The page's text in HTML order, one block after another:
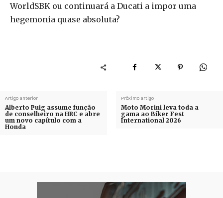
WorldSBK ou continuará a Ducati a impor uma
hegemonia quase absoluta?
Artigo anterior
Alberto Puig assume função
de conselheiro na HRC e abre
um novo capítulo com a
Honda
Próximo artigo
Moto Morini leva toda a
gama ao Biker Fest
International 2026